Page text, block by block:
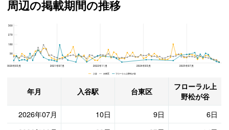
周辺の掲載期間の推移
2020年03月 2021年07月 2022年11月 2024年03月 2025年07月
360
270
180
90
入谷 台東区 フローラル上野松が谷
年月 入谷駅 台東区
フローラル上
野松が谷
2026年07月
10日 9日
6日